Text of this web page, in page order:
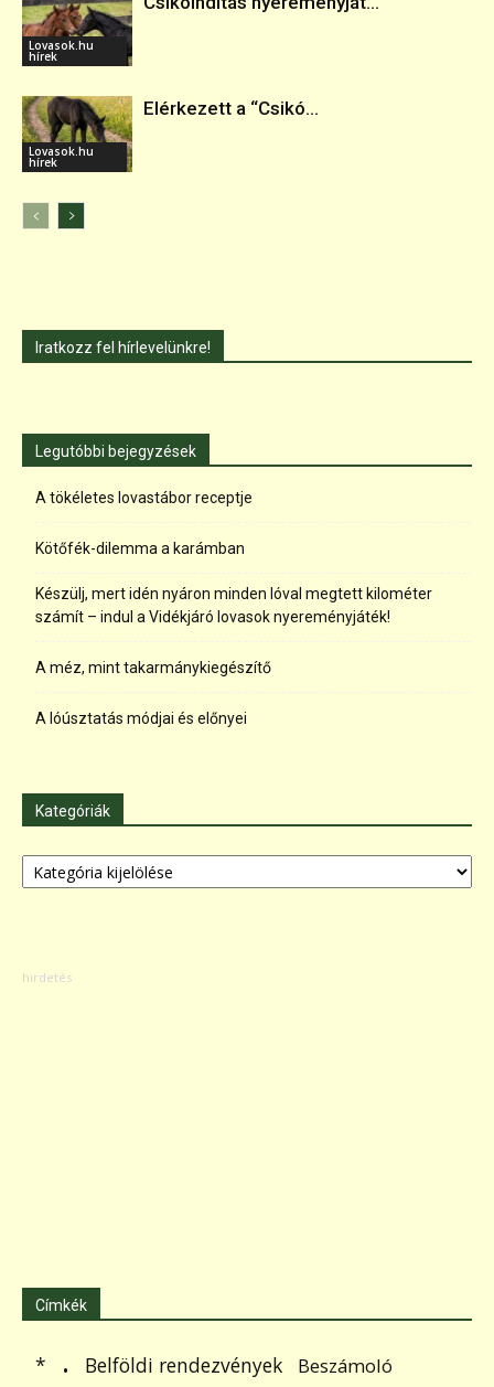
Lovasok.hu
hírek
Lovasok.hu
hírek
Elérkezett a “Csikó...
Iratkozz fel hírlevelünkre!
Legutóbbi bejegyzések
A tökéletes lovastábor receptje
Kötőfék-dilemma a karámban
Készülj, mert idén nyáron minden lóval megtett kilométer
számít – indul a Vidékjáró lovasok nyereményjáték!
A méz, mint takarmánykiegészítő
A lóúsztatás módjai és előnyei
Kategóriák
Kategóriák
Címkék
* . Belföldi rendezvények Beszámoló